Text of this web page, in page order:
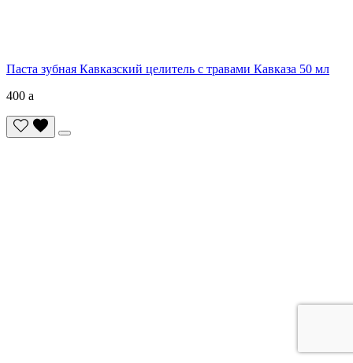
Паста зубная Кавказский целитель с травами Кавказа 50 мл
400 a